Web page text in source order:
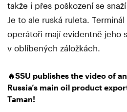
takže i přes poškození se
Je to ale ruská ruleta.
operátoři mají evidentně jeho
v oblíbených záložkách.
🔥SSU publishes the video of
Russia’s main oil product
Taman!